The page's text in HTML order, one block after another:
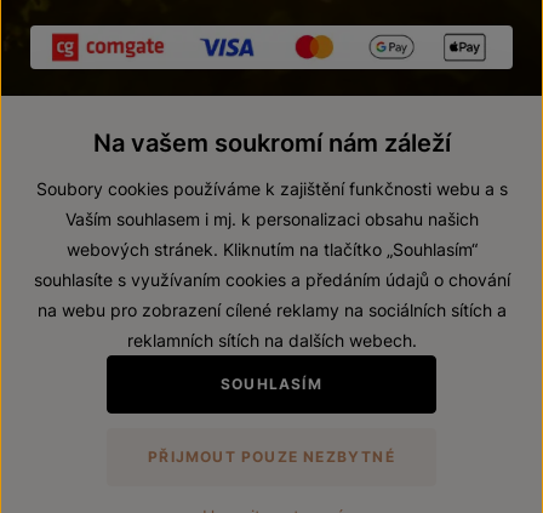
© 2026 ZNOVÍN ZNOJMO, a. s.
Prohlášení o přístupnosti
Zákaz prodeje alkoholických nápojů osobám mladším 18 let.
VytvořilwebProgress
Na vašem soukromí nám záleží
Soubory cookies používáme k zajištění funkčnosti webu a s
Vaším souhlasem i mj. k personalizaci obsahu našich
webových stránek. Kliknutím na tlačítko „Souhlasím“
souhlasíte s využívaním cookies a předáním údajů o chování
na webu pro zobrazení cílené reklamy na sociálních sítích a
reklamních sítích na dalších webech.
SOUHLASÍM
PŘIJMOUT POUZE NEZBYTNÉ